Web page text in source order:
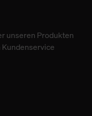
unseren Produkten
Kundenservice